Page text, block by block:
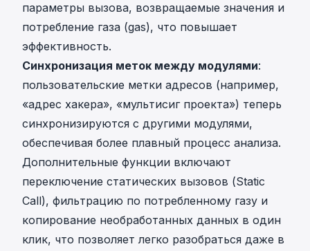
параметры вызова, возвращаемые значения и
потребление газа (gas), что повышает
эффективность.
Синхронизация меток между модулями:
пользовательские метки адресов (например,
«адрес хакера», «мультисиг проекта») теперь
синхронизируются с другими модулями,
обеспечивая более плавный процесс анализа.
Дополнительные функции включают
переключение статических вызовов (Static
Call), фильтрацию по потребленному газу и
копирование необработанных данных в один
клик, что позволяет легко разобраться даже в